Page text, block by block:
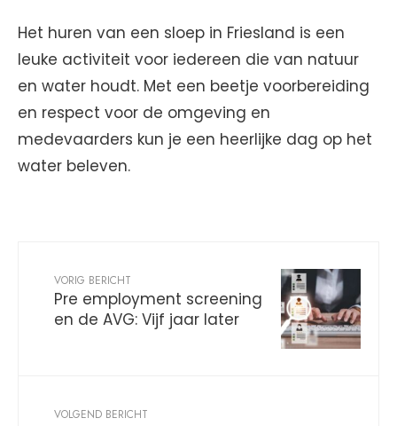
Het huren van een sloep in Friesland is een
leuke activiteit voor iedereen die van natuur
en water houdt. Met een beetje voorbereiding
en respect voor de omgeving en
medevaarders kun je een heerlijke dag op het
water beleven.
VORIG BERICHT
Pre employment screening
en de AVG: Vijf jaar later
VOLGEND BERICHT